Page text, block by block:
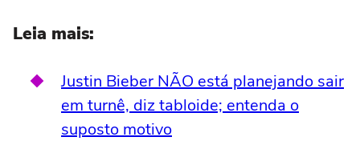
Leia mais:
Justin Bieber NÃO está planejando sair
em turnê, diz tabloide; entenda o
suposto motivo